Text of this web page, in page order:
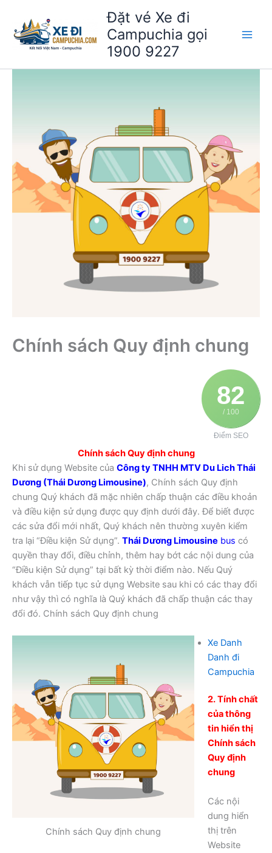
Đặt vé Xe đi
Campuchia gọi
1900 9227
Chính sách Quy định chung
82
/ 100
Điểm SEO
Chính sách Quy định chung
Khi sử dụng Website của Công ty TNHH MTV Du Lich Thái
Dương (Thái Dương Limousine), Chính sách Quy định
chung Quý khách đã mặc nhiên chấp thuận các điều khoản
và điều kiện sử dụng được quy định dưới đây. Để biết được
các sửa đổi mới nhất, Quý khách nên thường xuyên kiểm
tra lại “Điều kiện Sử dụng”. Thái Dương Limousine bus có
quyền thay đổi, điều chỉnh, thêm hay bớt các nội dung của
“Điều kiện Sử dụng” tại bất kỳ thời điểm nào. Nếu Quý
khách vẫn tiếp tục sử dụng Website sau khi có các thay đổi
như vậy thì có nghĩa là Quý khách đã chấp thuận các thay
đổi đó. Chính sách Quy định chung
Chính sách Quy định chung
Xe Danh
Danh đi
Campuchia
2. Tính chất
của thông
tin hiển thị
Chính sách
Quy định
chung
Các nội
dung hiển
thị trên
Website